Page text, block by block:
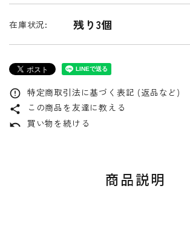
在庫状況: 残り3個
error_outline 特定商取引法に基づく表記 (返品など)
share
この商品を友達に教える
undo 買い物を続ける
商品説明